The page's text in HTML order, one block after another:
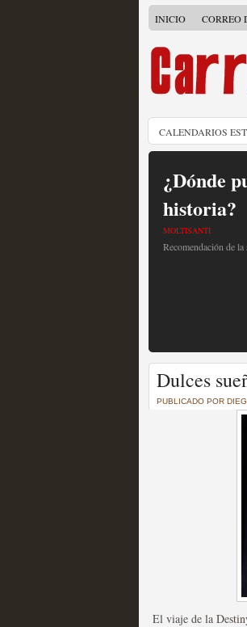
INICIO CORREO
CALENDARIOS
¿Dónde
historia?
MOLTISANTI
Recomendación de la
Un
of
La
MOLTISANTI
Dulces
PUBLICADO POR
El viaje de la